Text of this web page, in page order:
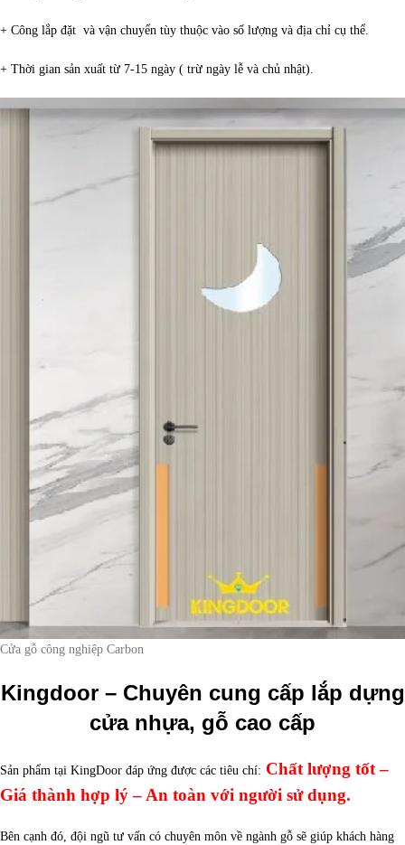
+ Công lắp đặt và vận chuyển tùy thuộc vào số lượng và địa chỉ cụ thể.
+ Thời gian sản xuất từ 7-15 ngày ( trừ ngày lễ và chủ nhật).
Cửa gỗ công nghiệp Carbon
Kingdoor – Chuyên cung cấp lắp dựng
cửa nhựa, gỗ cao cấp
Sản phẩm tại KingDoor đáp ứng được các tiêu chí: Chất lượng tốt –
Giá thành hợp lý – An toàn với người sử dụng.
Bên cạnh đó, đội ngũ tư vấn có chuyên môn về ngành gỗ sẽ giúp khách hàng